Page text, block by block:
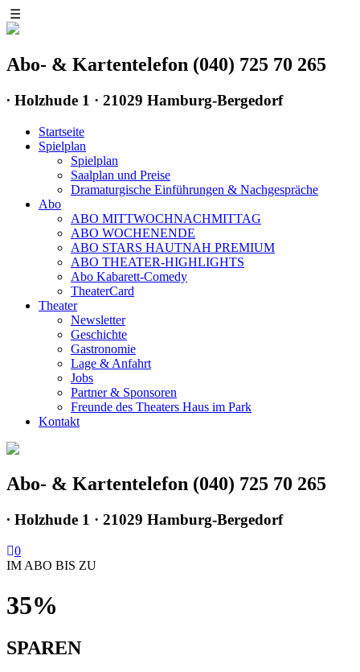
☰
Abo- & Kartentelefon (040) 725 70 265
∙ Holzhude 1 · 21029 Hamburg-Bergedorf
Startseite
Spielplan
Spielplan
Saalplan und Preise
Dramaturgische Einführungen & Nachgespräche
Abo
ABO MITTWOCHNACHMITTAG
ABO WOCHENENDE
ABO STARS HAUTNAH PREMIUM
ABO THEATER-HIGHLIGHTS
Abo Kabarett-Comedy
TheaterCard
Theater
Newsletter
Geschichte
Gastronomie
Lage & Anfahrt
Jobs
Partner & Sponsoren
Freunde des Theaters Haus im Park
Kontakt
Abo- & Kartentelefon (040) 725 70 265
∙ Holzhude 1 · 21029 Hamburg-Bergedorf
0
IM ABO BIS ZU
35%
SPAREN